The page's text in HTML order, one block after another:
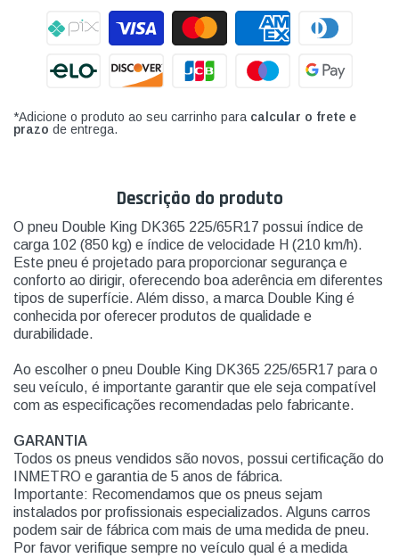
*Adicione o produto ao seu carrinho para calcular o frete e
prazo de entrega.
Descrição do produto
O pneu Double King DK365 225/65R17 possui índice de
carga 102 (850 kg) e índice de velocidade H (210 km/h).
Este pneu é projetado para proporcionar segurança e
conforto ao dirigir, oferecendo boa aderência em diferentes
tipos de superfície. Além disso, a marca Double King é
conhecida por oferecer produtos de qualidade e
durabilidade.
Ao escolher o pneu Double King DK365 225/65R17 para o
seu veículo, é importante garantir que ele seja compatível
com as especificações recomendadas pelo fabricante.
GARANTIA
Todos os pneus vendidos são novos, possui certificação do
INMETRO e garantia de 5 anos de fábrica.
Importante: Recomendamos que os pneus sejam
instalados por profissionais especializados. Alguns carros
podem sair de fábrica com mais de uma medida de pneu.
Por favor verifique sempre no veículo qual é a medida